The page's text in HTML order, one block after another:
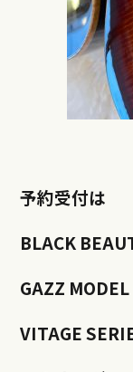
予約受付は
BLACK
GAZZ MODEL
VITAGE